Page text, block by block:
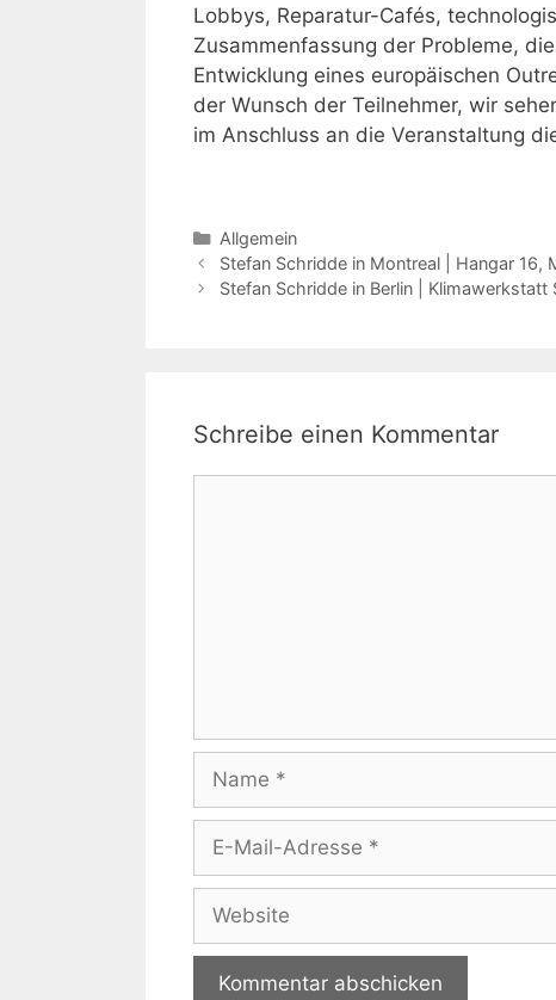
Lobbys, Reparatur-Cafés,
Zusammenfassung der Probleme,
Entwicklung eines europäischen
der Wunsch der Teilnehmer, wir
im Anschluss an die Veranstaltung
Kategorien
Allgemein
Stefan Schridde in Montreal | Hangar 16,
Stefan Schridde in Berlin | Klimawerkstatt
Schreibe einen Kommentar
Name
Adresse
Website